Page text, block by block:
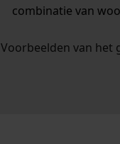
combinatie van
Voorbeelden van het